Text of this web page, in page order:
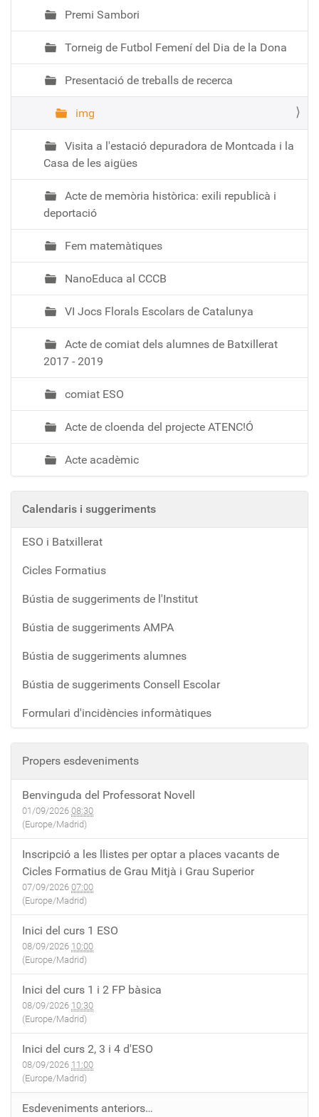
Premi Sambori
Torneig de Futbol Femení del Dia de la Dona
Presentació de treballs de recerca
img
Visita a l'estació depuradora de Montcada i la
Casa de les aigües
Acte de memòria històrica: exili republicà i
deportació
Fem matemàtiques
NanoEduca al CCCB
VI Jocs Florals Escolars de Catalunya
Acte de comiat dels alumnes de Batxillerat
2017 - 2019
comiat ESO
Acte de cloenda del projecte ATENC!Ó
Acte acadèmic
Calendaris i suggeriments
ESO i Batxillerat
Cicles Formatius
Bústia de suggeriments de l'Institut
Bústia de suggeriments AMPA
Bústia de suggeriments alumnes
Bústia de suggeriments Consell Escolar
Formulari d'incidències informàtiques
Propers esdeveniments
Benvinguda del Professorat Novell
01/09/2026 08:30
(Europe/Madrid)
Inscripció a les llistes per optar a places vacants de
Cicles Formatius de Grau Mitjà i Grau Superior
07/09/2026 07:00
(Europe/Madrid)
Inici del curs 1 ESO
08/09/2026 10:00
(Europe/Madrid)
Inici del curs 1 i 2 FP bàsica
08/09/2026 10:30
(Europe/Madrid)
Inici del curs 2, 3 i 4 d'ESO
08/09/2026 11:00
(Europe/Madrid)
Esdeveniments anteriors…